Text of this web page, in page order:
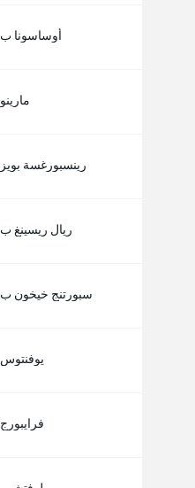
أوساسونا ب
مارينو
رينسبورغسة بويز
ريال ريسينغ ب
سبورتنج خيخون ب
يوفنتوس
فرايبورج